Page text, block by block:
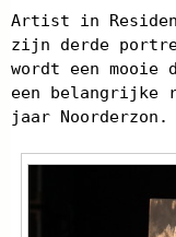
Artist in
zijn derde
wordt een mooie
een belangrijke
jaar